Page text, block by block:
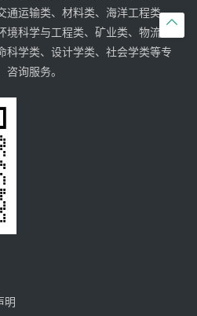

通运输类、材料类、海洋工程类、
科学与工程类、矿业类、物流管
科学类、设计学类、社会学类等专
询服务。
明